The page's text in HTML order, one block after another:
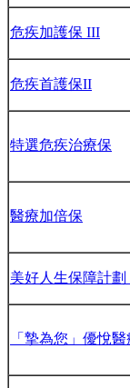
危疾加護保 III
危疾首護保II
特選危疾治療保
醫療加倍保
美好人生保障計劃
「摯為您」優悅